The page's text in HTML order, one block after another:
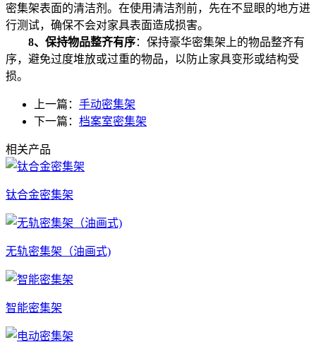
密集架表面的清洁剂。在使用清洁剂前，先在不显眼的地方进
行测试，确保不会对家具表面造成损害。
8、保持物品整齐有序：保持豪华密集架上的物品整齐有
序，避免过度堆放或过重的物品，以防止家具变形或结构受
损。
上一篇： 手动密集架
下一篇： 档案室密集架
相关产品
钛合金密集架
无轨密集架（油画式)
智能密集架